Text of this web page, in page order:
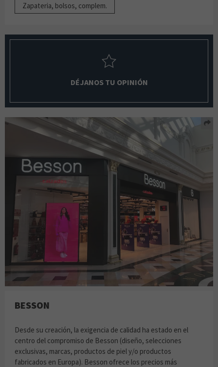
Zapateria, bolsos, complem.
DÉJANOS TU OPINIÓN
BESSON
Desde su creación, la exigencia de calidad ha estado en el
centro del compromiso de Besson (diseño, selecciones
exclusivas, marcas, productos de piel y/o productos
fabricados en Europa). Besson ofrece los precios más